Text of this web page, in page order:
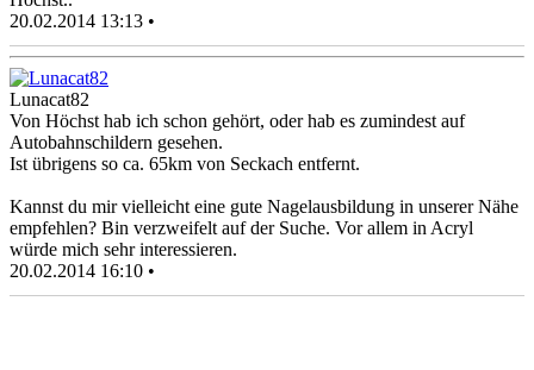
20.02.2014 13:13 •
Lunacat82
Von Höchst hab ich schon gehört, oder hab es zumindest auf
Autobahnschildern gesehen.
Ist übrigens so ca. 65km von Seckach entfernt.
Kannst du mir vielleicht eine gute Nagelausbildung in unserer Nähe
empfehlen? Bin verzweifelt auf der Suche. Vor allem in Acryl
würde mich sehr interessieren.
20.02.2014 16:10 •